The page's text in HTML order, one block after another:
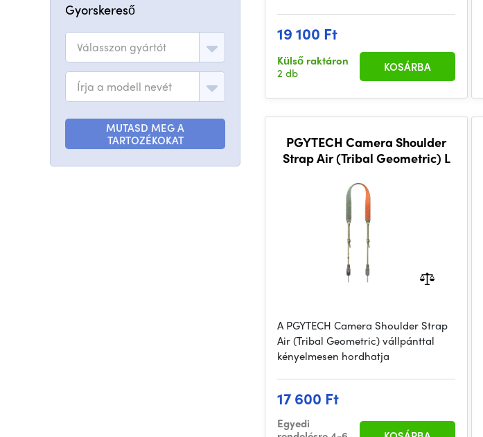
Gyorskereső
Válasszon gyártót
Írja a modell nevét
MUTASD MEG A
TARTOZÉKOKAT
19 100 Ft
Külső raktáron
2 db
KOSÁRBA
PGYTECH Camera Shoulder
Strap Air (Tribal Geometric) L
A PGYTECH Camera Shoulder Strap
Air (Tribal Geometric) vállpánttal
kényelmesen hordhatja
17 600 Ft
Egyedi